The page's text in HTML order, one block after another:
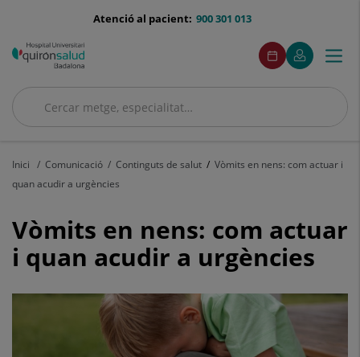
menu-
900 301 013
Atenció al pacient:
Cercar
Cercar
menuAcceso
Demaneu
cita
Aquest
enllaç
s'obrirà
una
El
meu
Aquest
enllaç
s'obrirà
una
finestra
Menú
Inici Comunicació Continguts de salut
Vòmits en nens: com actuar i
quan acudir a urgències
Vòmits
en
Vòmits en nens: com actuar
i quan acudir a urgències